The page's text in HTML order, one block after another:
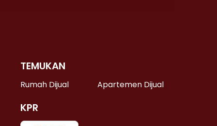
TEMUKAN
Rumah Dijual Apartemen Dijual
KPR